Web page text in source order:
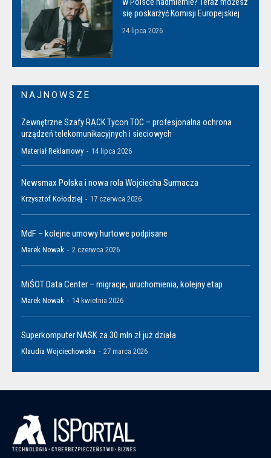
się poskarżyć Komisji Europejskiej
24 lipca 2026
NAJNOWSZE
Zewnętrzne Szafy RACK Tycon TOC – profesjonalna ochrona
urządzeń telekomunikacyjnych i sieciowych
Materiał Reklamowy - 14 lipca 2026
Newsmax Polska i nowa rola Wojciecha Surmacza
Krzysztof Kołodziej - 17 czerwca 2026
MdF – kolejne umowy hurtowe podpisane
Marek Nowak - 2 czerwca 2026
MiŚOT Data Center – migracje, uruchomienia, kolejny etap
Marek Nowak - 14 kwietnia 2026
Superkomputer NASK za 30 mln zł już działa
Klaudia Wojciechowska - 27 marca 2026